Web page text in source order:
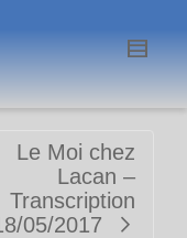
Le Moi chez
Lacan –
Transcription
05/2017